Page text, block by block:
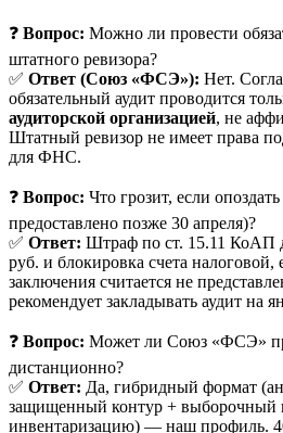
❓ Вопрос: Можно ли провести
штатного ревизора?
✅ Ответ (Союз «ФСЭ»): Нет.
обязательный аудит проводится
аудиторской организацией, не
Штатный ревизор не имеет права
для ФНС.
❓ Вопрос: Что грозит, если
предоставлено позже 30 апреля)?
✅ Ответ: Штраф по ст. 15.11 КоАП
руб. и блокировка счета налоговой,
заключения считается не
рекомендует закладывать аудит на
❓ Вопрос: Может ли Союз «ФСЭ»
дистанционно?
✅ Ответ: Да, гибридный формат
защищенный контур + выборочный
инвентаризацию) — наш профиль.